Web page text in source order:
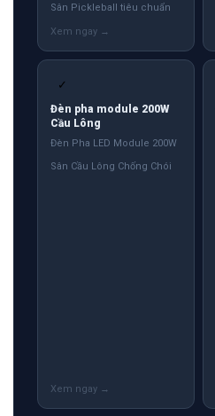
Sân Pickleball tiêu chuẩn
✓
Đèn pha module 200W
Cầu Lông
Đèn Pha LED Module 200W
Sân Cầu Lông Chống Chói